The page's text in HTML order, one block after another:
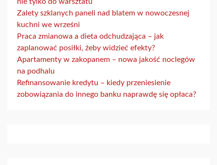
Zalety szklanych paneli nad blatem w nowoczesnej
kuchni we wrześni
Praca zmianowa a dieta odchudzająca – jak
zaplanować posiłki, żeby widzieć efekty?
Apartamenty w zakopanem – nowa jakość noclegów
na podhalu
Refinansowanie kredytu – kiedy przeniesienie
zobowiązania do innego banku naprawdę się opłaca?